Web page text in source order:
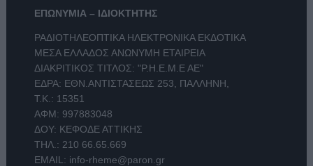
ΕΠΩΝΥΜΙΑ – ΙΔΙΟΚΤΗΤΗΣ
ΡΑΔΙΟΤΗΛΕΟΠΤΙΚΑ ΗΛΕΚΤΡΟΝΙΚΑ ΕΚΔΟΤΙΚΑ
ΜΕΣΑ ΕΛΛΑΔΟΣ ΑΝΩΝΥΜΗ ΕΤΑΙΡΕΙΑ
ΔΙΑΚΡΙΤΙΚΟΣ ΤΙΤΛΟΣ: "Ρ.Η.Ε.Μ.Ε ΑΕ"
ΕΔΡΑ: ΕΘΝ.ΑΝΤΙΣΤΑΣΕΩΣ 253, ΠΑΛΛΗΝΗ,
Τ.Κ.: 15351
ΑΦΜ: 997883048
ΔΟΥ: ΚΕΦΟΔΕ ΑΤΤΙΚΗΣ
ΤΗΛ.: 210 66.65.669
EMAIL: info-rheme@paron.gr